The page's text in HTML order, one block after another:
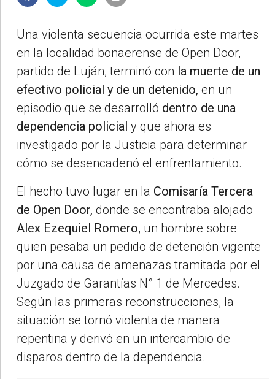
Una violenta secuencia ocurrida este martes
en la localidad bonaerense de Open Door,
partido de Luján, terminó con la muerte de un
efectivo policial y de un detenido, en un
episodio que se desarrolló dentro de una
dependencia policial y que ahora es
investigado por la Justicia para determinar
cómo se desencadenó el enfrentamiento.
El hecho tuvo lugar en la Comisaría Tercera
de Open Door, donde se encontraba alojado
Alex Ezequiel Romero, un hombre sobre
quien pesaba un pedido de detención vigente
por una causa de amenazas tramitada por el
Juzgado de Garantías N° 1 de Mercedes.
Según las primeras reconstrucciones, la
situación se tornó violenta de manera
repentina y derivó en un intercambio de
disparos dentro de la dependencia.